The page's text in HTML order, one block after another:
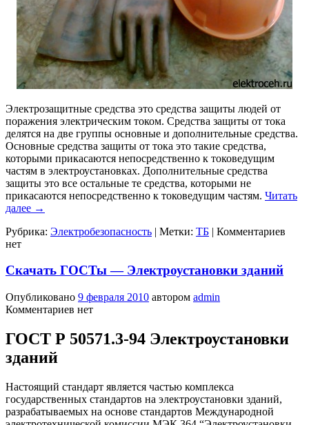
Электрозащитные средства это средства защиты людей от
поражения электрическим током. Средства защиты от тока
делятся на две группы основные и дополнительные средства.
Основные средства защиты от тока это такие средства,
которыми прикасаются непосредственно к токоведущим
частям в электроустановках. Дополнительные средства
защиты это все остальные те средства, которыми не
прикасаются непосредственно к токоведущим частям. Читать
далее →
Рубрика: Электробезопасность | Метки: ТБ | Комментариев
нет
Скачать ГОСТы — Электроустановки зданий
Опубликовано 9 февраля 2010 автором admin
Комментариев нет
ГОСТ Р 50571.3-94 Электроустановки
зданий
Настоящий стандарт является частью комплекса
государственных стандартов на электроустановки зданий,
разрабатываемых на основе стандартов Международной